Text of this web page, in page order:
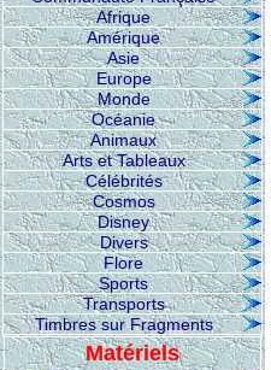
Afrique
Amérique
Asie
Europe
Monde
Océanie
Animaux
Arts et Tableaux
Célébrités
Cosmos
Disney
Divers
Flore
Sports
Transports
Timbres sur Fragments
Matériels